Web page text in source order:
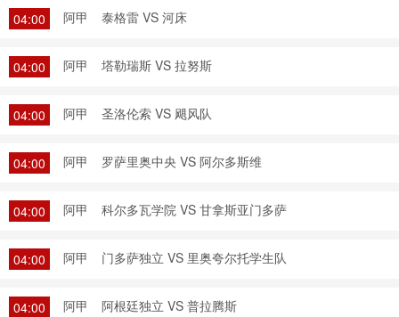
04:00 阿甲 泰格雷 VS 河床
04:00 阿甲 塔勒瑞斯 VS 拉努斯
04:00 阿甲 圣洛伦索 VS 飓风队
04:00 阿甲 罗萨里奥中央 VS 阿尔多斯维
04:00 阿甲 科尔多瓦学院 VS 甘拿斯亚门多萨
04:00 阿甲 门多萨独立 VS 里奥夸尔托学生队
04:00 阿甲 阿根廷独立 VS 普拉腾斯